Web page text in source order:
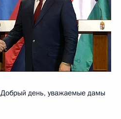
Добрый день, уважаемые дамы